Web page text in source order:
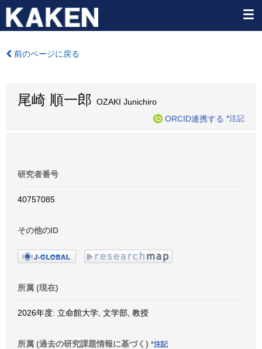
前のページに戻る
尾崎 順一郎 OZAKI Junichiro
ORCID連携する *注記
研究者番号
40757085
その他のID
所属 (現在)
2026年度: 立命館大学, 文学部, 教授
所属 (過去の研究課題情報に基づく) *注記